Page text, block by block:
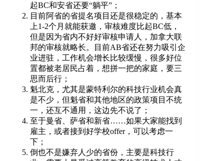
起BC和安省还要“躺平”；
目前阿省的省提名项目还是很稳定的，基本
上1-2个月就能获邀，审核难度比起BC低，
但是因为省内不好好审核申请人，加拿大联
邦的审核就略长。目前AB省还在努力吸引企
业进驻，工作机会增长比较缓慢，很多好位
置都被老居民占着，想拼一把的家庭，要三
思而后行；
魁北克，尤其是蒙特利尔的科技行业机会真
是不少，但魁省和其他地区的政策项目不统
一，还互不通用，这边先不说了；
至于曼省、萨省和新省……如果大家能找到
雇主，或者接到好学校offer，可以考虑一
下；
倒也不是嫌弃人少的省份，主要是科技行